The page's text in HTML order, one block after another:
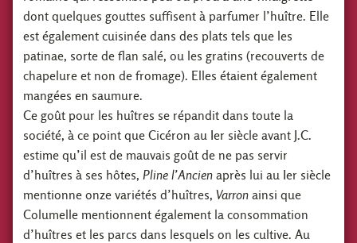
dont quelques gouttes suffisent à parfumer l’huître. Elle
est également cuisinée dans des plats tels que les
patinae, sorte de flan salé, ou les gratins (recouverts de
chapelure et non de fromage). Elles étaient également
mangées en saumure.
Ce goût pour les huîtres se répandit dans toute la
société, à ce point que Cicéron au Ier siècle avant J.C.
estime qu’il est de mauvais goût de ne pas servir
d’huîtres à ses hôtes, Pline l’Ancien après lui au Ier siècle
mentionne onze variétés d’huîtres,Varron ainsi que
Columelle mentionnent également la consommation
d’huîtres et les parcs dans lesquels on les cultive. Au